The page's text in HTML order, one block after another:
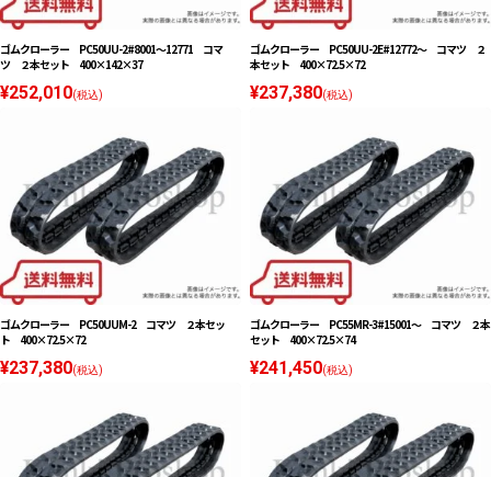
ゴムクローラー PC50UU-2#8001〜12771 コマ
ツ ２本セット 400×142×37
¥252,010(税込)
ゴムクローラー PC50UU-2E#12772〜 コマツ ２
本セット 400×72.5×72
¥237,380(税込)
ゴムクローラー PC50UUM-2 コマツ ２本セッ
ト 400×72.5×72
¥237,380(税込)
ゴムクローラー PC55MR-3#15001〜 コマツ ２本
セット 400×72.5×74
¥241,450(税込)